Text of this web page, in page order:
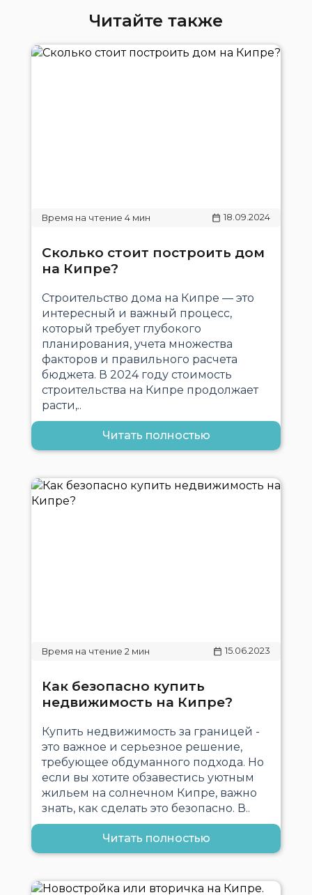
Читайте также
18.09.2024
Сколько стоит построить дом
на Кипре?
Строительство дома на Кипре — это
интересный и важный процесс,
который требует глубокого
планирования, учета множества
факторов и правильного расчета
бюджета. В 2024 году стоимость
строительства на Кипре продолжает
расти,..
Читать полностью
15.06.2023
Как безопасно купить
недвижимость на Кипре?
Купить недвижимость за границей -
это важное и серьезное решение,
требующее обдуманного подхода. Но
если вы хотите обзавестись уютным
жильем на солнечном Кипре, важно
знать, как сделать это безопасно. В..
Читать полностью